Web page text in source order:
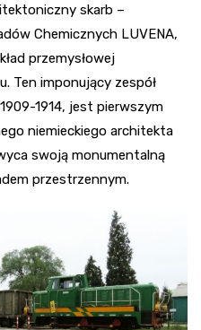
skarb –
Chemicznych LUVENA,
przemysłowej
Ten imponujący zespół
1914, jest pierwszym
niemieckiego architekta
swoją monumentalną
przestrzennym.